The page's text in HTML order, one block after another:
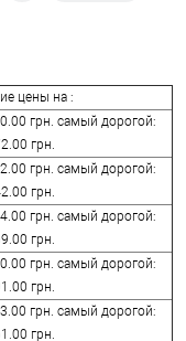
цены на :
грн. самый дорогой:
грн.
грн. самый дорогой:
грн.
грн. самый дорогой:
грн.
грн. самый дорогой:
грн.
грн. самый дорогой:
грн.